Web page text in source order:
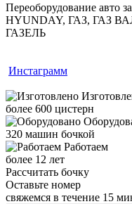
Переоборудование авто
HYUNDAY, ГАЗ, ГАЗ
ГАЗЕЛЬ
Инстаграмм
более 600 цистерн
320 машин бочкой
Работаем
более 12 лет
Рассчитать бочку
Оставьте номер
свяжемся в течение 15